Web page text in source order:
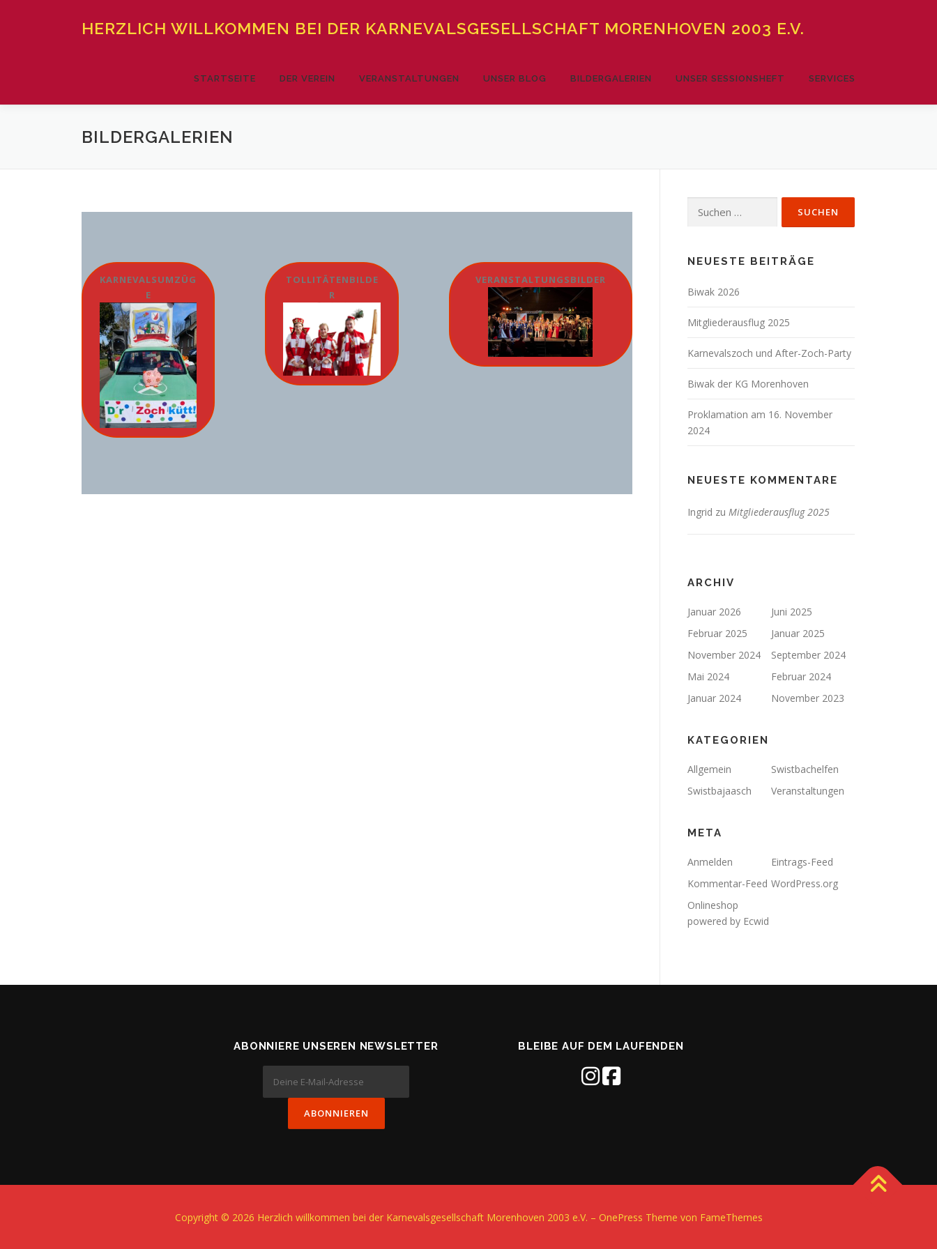
HERZLICH WILLKOMMEN BEI DER KARNEVALSGESELLSCHAFT MORENHOVEN 2003 E.V.
STARTSEITE DER VEREIN VERANSTALTUNGEN UNSER BLOG BILDERGALERIEN UNSER SESSIONSHEFT SERVICES
BILDERGALERIEN
KARNEVALSUMZÜG
E
TOLLITÄTENBILDE
R
VERANSTALTUNGSBILDER
nach:
NEUESTE BEITRÄGE
Biwak 2026
Mitgliederausflug 2025
Karnevalszoch und After-Zoch-Party
Biwak der KG Morenhoven
Proklamation am 16. November
2024
NEUESTE KOMMENTARE
Ingrid zu Mitgliederausflug 2025
ARCHIV
Januar 2026
Juni 2025
Februar 2025
Januar 2025
November 2024
September 2024
Mai 2024
Februar 2024
Januar 2024
November 2023
KATEGORIEN
Allgemein
Swistbachelfen
Swistbajaasch
Veranstaltungen
META
Anmelden
Eintrags-Feed
Kommentar-Feed WordPress.org
Onlineshop
powered by Ecwid
ABONNIERE UNSEREN NEWSLETTER BLEIBE AUF DEM LAUFENDEN
Copyright © 2026 Herzlich willkommen bei der Karnevalsgesellschaft Morenhoven 2003 e.V. – OnePress Theme von FameThemes